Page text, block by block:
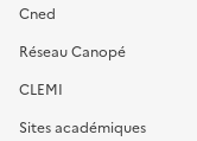
Cned
Réseau Canopé
CLEMI
Sites académiques